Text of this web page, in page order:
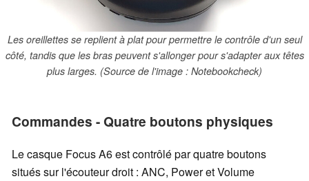
Les oreillettes se replient à plat pour permettre le contrôle d'un seul
côté, tandis que les bras peuvent s'allonger pour s'adapter aux têtes
plus larges. (Source de l'image : Notebookcheck)
Commandes - Quatre boutons physiques
Le casque Focus A6 est contrôlé par quatre boutons
situés sur l'écouteur droit : ANC, Power et Volume